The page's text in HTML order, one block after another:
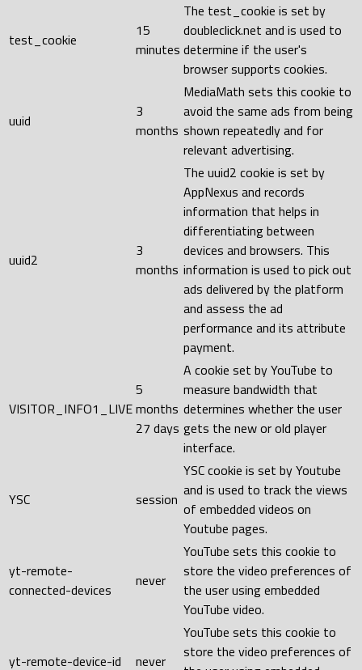
test_cookie
15
minutes
The test_cookie is set by
doubleclick.net and is used to
determine if the user's
browser supports cookies.
uuid
3
months
MediaMath sets this cookie to
avoid the same ads from being
shown repeatedly and for
relevant advertising.
uuid2
3
months
The uuid2 cookie is set by
AppNexus and records
information that helps in
differentiating between
devices and browsers. This
information is used to pick out
ads delivered by the platform
and assess the ad
performance and its attribute
payment.
VISITOR_INFO1_LIVE
5
months
27 days
A cookie set by YouTube to
measure bandwidth that
determines whether the user
gets the new or old player
interface.
YSC session
YSC cookie is set by Youtube
and is used to track the views
of embedded videos on
Youtube pages.
yt-remote-
connected-devices
never
YouTube sets this cookie to
store the video preferences of
the user using embedded
YouTube video.
yt-remote-device-id never
YouTube sets this cookie to
store the video preferences of